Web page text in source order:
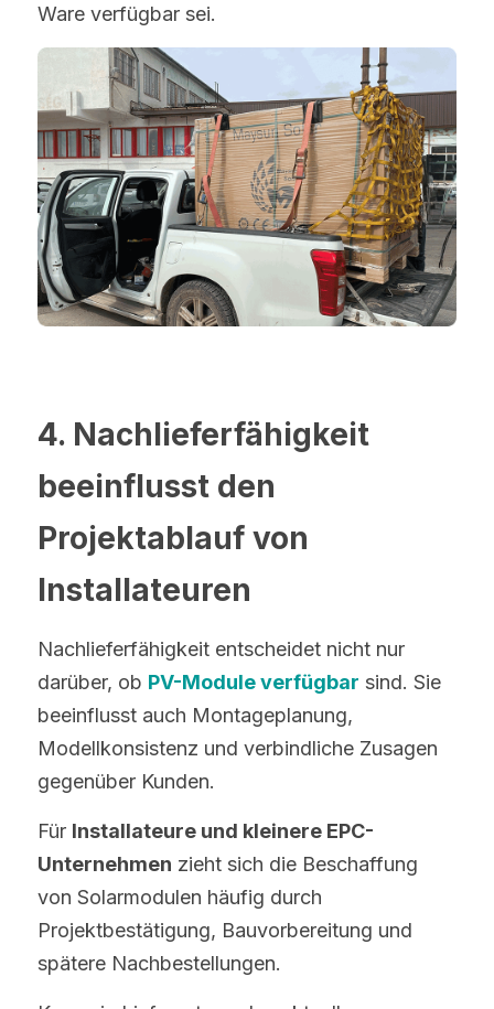
Ware verfügbar sei.
4. Nachlieferfähigkeit
beeinflusst den
Projektablauf von
Installateuren
Nachlieferfähigkeit entscheidet nicht nur
darüber, ob PV-Module verfügbar sind. Sie
beeinflusst auch Montageplanung,
Modellkonsistenz und verbindliche Zusagen
gegenüber Kunden.
Für Installateure und kleinere EPC-
Unternehmen zieht sich die Beschaffung
von Solarmodulen häufig durch
Projektbestätigung, Bauvorbereitung und
spätere Nachbestellungen.